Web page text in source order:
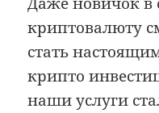
криптовалюту
стать
крипто
наши услуги